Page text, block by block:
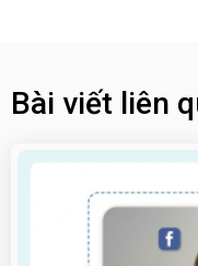
Bài viết liên